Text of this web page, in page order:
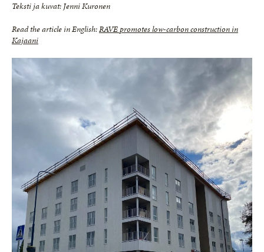
Teksti ja kuvat: Jenni Kuronen
Read the article in English:RAVE promotes low-carbon construction in
Kajaani